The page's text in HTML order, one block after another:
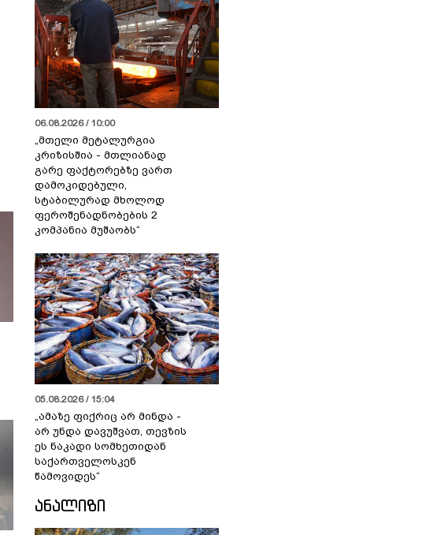
06.08.2026 / 10:00
„მთელი მეტალურგია
კრიზისშია - მთლიანად
გარე ფაქტორებზე ვართ
დამოკიდებული,
სტაბილურად მხოლოდ
ფეროშენადნობების 2
კომპანია მუშაობს“
05.08.2026 / 15:04
„ამაზე ფიქრიც არ მინდა -
არ უნდა დავუშვათ, თევზის
ეს ნაკადი სომხეთიდან
საქართველოსკენ
წამოვიდეს“
ᲐᲜᲐᲚᲘᲖᲘ